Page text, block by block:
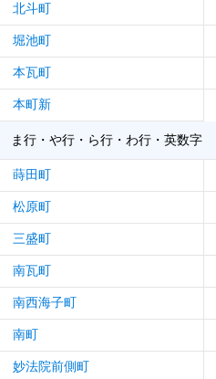
北斗町
堀池町
本瓦町
本町新
ま行・や行・ら行・わ行・英数字
蒔田町
松原町
三盛町
南瓦町
南西海子町
南町
妙法院前側町